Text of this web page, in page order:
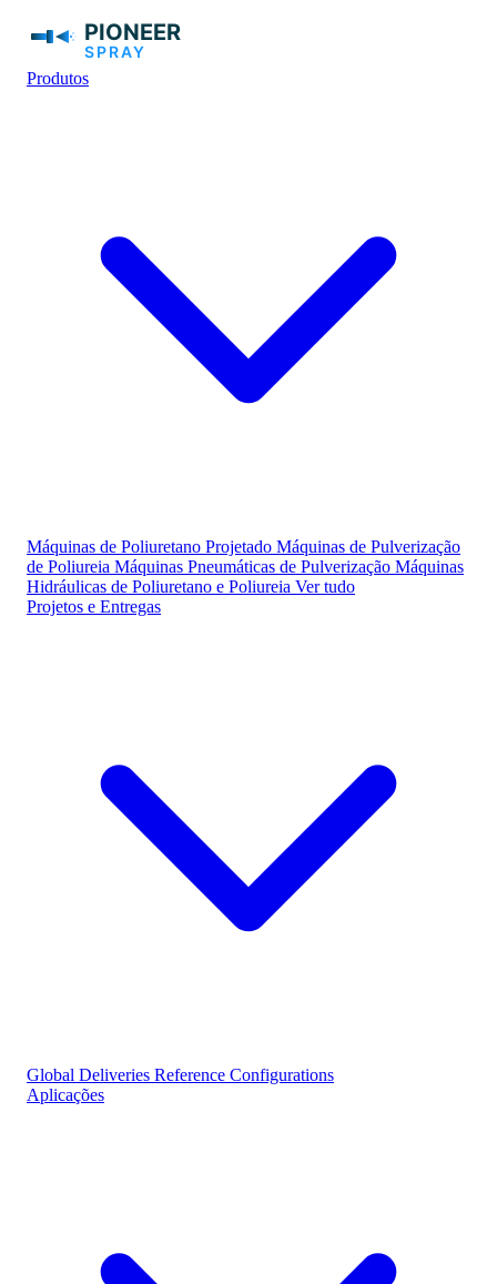
Produtos
Máquinas de Poliuretano Projetado Máquinas de Pulverização
de Poliureia Máquinas Pneumáticas de Pulverização Máquinas
Hidráulicas de Poliuretano e Poliureia Ver tudo
Projetos e Entregas
Global Deliveries Reference Configurations
Aplicações